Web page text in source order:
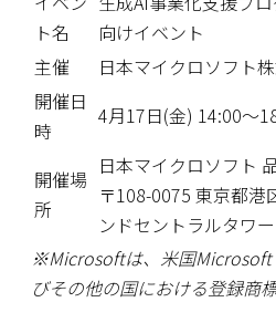
ト名
向けイベント
主催
日本マイクロソフト
開催日
時
4月17日(金) 14:00〜
開催場
所
日本マイクロソフト
〒108-0075 東京都港
ンドセントラルタワー
※Microsoftは、米国
びその他の国における登録商